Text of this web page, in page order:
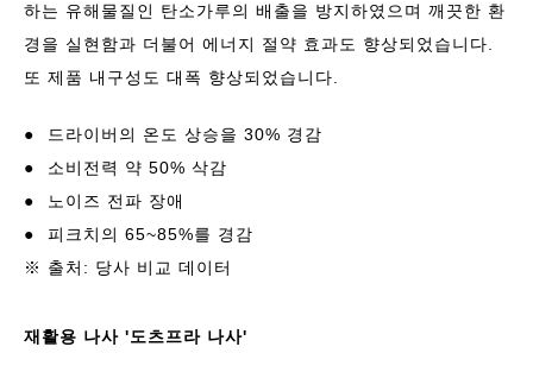
하는 유해물질인 탄소가루의 배출을 방지하였으며 깨끗한 환
경을 실현함과 더불어 에너지 절약 효과도 향상되었습니다.
또 제품 내구성도 대폭 향상되었습니다.
●
드라이버의 온도 상승을 30% 경감
●
소비전력 약 50% 삭감
●
노이즈 전파 장애
●
피크치의 65~85%를 경감
※ 출처: 당사 비교 데이터
재활용 나사 '도츠프라 나사'